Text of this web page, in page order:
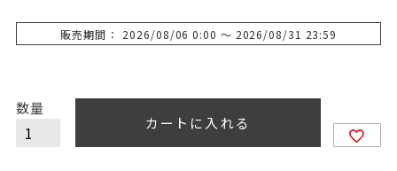
販売期間 2026/08/06 0:00 〜 2026/08/31 23:59
カートに入れる